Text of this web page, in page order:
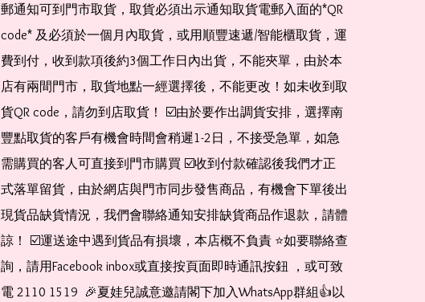
郵通知可到門市取貨，取貨必須出示通知取貨電郵入面的*QR
code* 及必須於一個月內取貨，或用順豐速遞/智能櫃取貨，運
費到付，收到款項後約3個工作日內出貨，不能夾單，由於本
店有兩間門市，取貨地點一經選擇後，不能更改！如未收到取
貨QR code，請勿到店取貨！ ☑️由於要作出調貨安排，選擇南
豐點取貨的客戶有機會時間會稍遲1-2日，不接受急單，如急
需購買的客人可直接到門市購買 ☑️收到付款確認後我們才正
式落單留貨，由於網店與門市同步發售商品，有機會下單後出
現貨品缺貨情況，我們會聯絡通知安排缺貨商品作退款，請體
諒！ ☑️運送途中遇到貨品有損壞，本店概不負責 ⭐️如要聯絡查
詢，請用Facebook inbox或直接按頁面即時通訊按鈕 ，或可致
電 2110 1519  🎉夏娃兒誠意邀請閣下加入WhatsApp群組👍以